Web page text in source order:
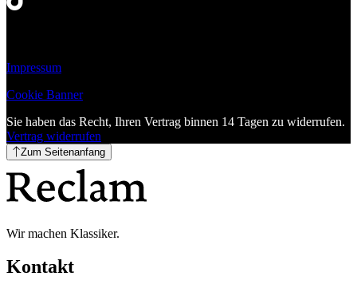
Impressum
Cookie Banner
Sie haben das Recht, Ihren Vertrag binnen 14 Tagen zu widerrufen.
Vertrag widerrufen
Zum Seitenanfang
Wir machen Klassiker.
Kontakt